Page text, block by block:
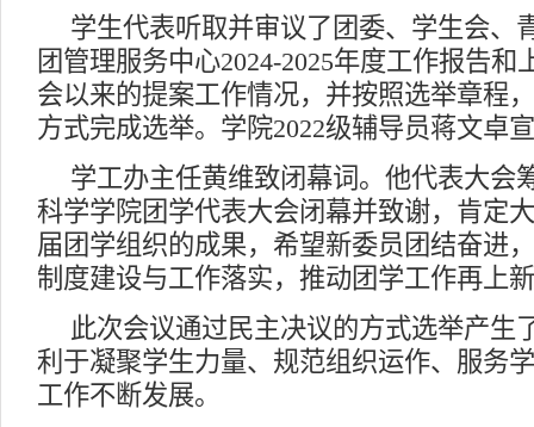
学生代表听取并审议了团委、学生会、
团管理服务中心2024-2025年度工作报告
会以来的提案工作情况，并按照选举章程
方式完成选举。学院2022级辅导员蒋文卓
学工办主任黄维致闭幕词。他代表大会
科学学院团学代表大会闭幕并致谢，肯定
届团学组织的成果，希望新委员团结奋进
制度建设与工作落实，推动团学工作再上
此次会议通过民主决议的方式选举产生
利于凝聚学生力量、规范组织运作、服务
工作不断发展。